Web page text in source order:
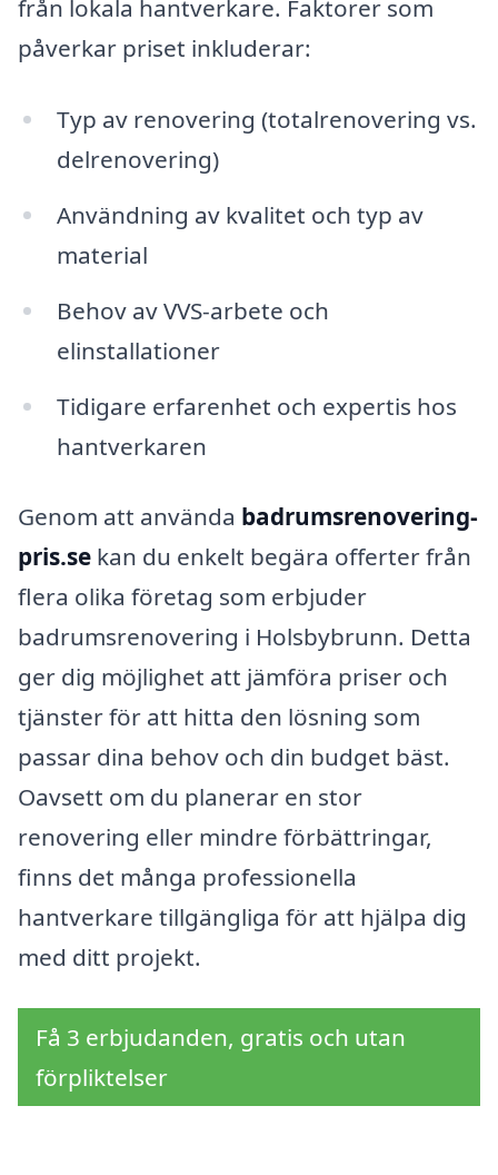
från lokala hantverkare. Faktorer som
påverkar priset inkluderar:
Typ av renovering (totalrenovering vs.
delrenovering)
Användning av kvalitet och typ av
material
Behov av VVS-arbete och
elinstallationer
Tidigare erfarenhet och expertis hos
hantverkaren
Genom att använda badrumsrenovering-
pris.se kan du enkelt begära offerter från
flera olika företag som erbjuder
badrumsrenovering i Holsbybrunn. Detta
ger dig möjlighet att jämföra priser och
tjänster för att hitta den lösning som
passar dina behov och din budget bäst.
Oavsett om du planerar en stor
renovering eller mindre förbättringar,
finns det många professionella
hantverkare tillgängliga för att hjälpa dig
med ditt projekt.
Få 3 erbjudanden, gratis och utan
förpliktelser